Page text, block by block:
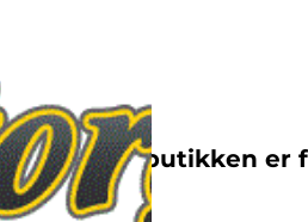
Nettbutikken er